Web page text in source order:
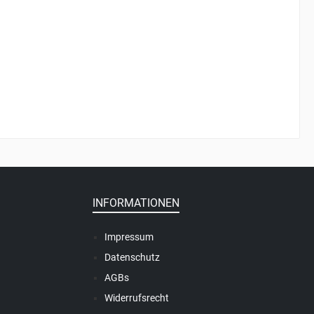
INFORMATIONEN
Impressum
Datenschutz
AGBs
Widerrufsrecht